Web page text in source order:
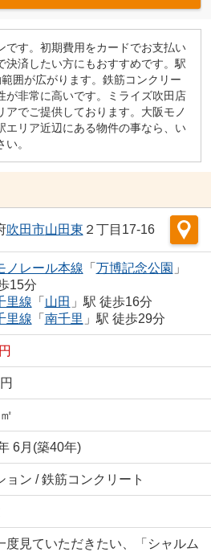
です。初期費用をカードでお支払い
決済したい方にもおすすめです。駅
囲が広がります。鉄筋コンクリー
が非常に高いです。ミライズ吹田店
アでご提供しております。大阪モノ
エリア近辺にある物件の事なら、い
。
吹田市山田東 ２丁目17-16
ノレール本線 「 万博記念公園 」
15分
里線 「 山田 」駅 徒歩16分
里線 「 南千里 」駅 徒歩29分
6月(築40年)
ョン / 鉄筋コンクリート
度見ていただきたい、「シャルム